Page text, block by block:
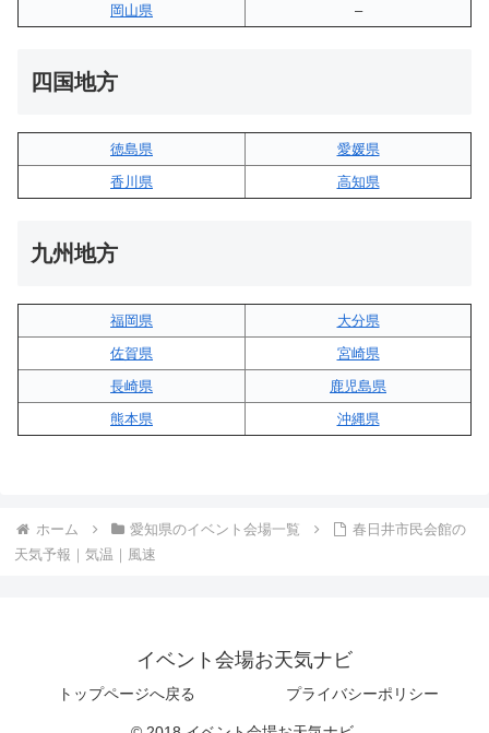
岡山県
–
四国地方
徳島県
愛媛県
香川県
高知県
九州地方
福岡県
大分県
佐賀県
宮崎県
長崎県
鹿児島県
熊本県
沖縄県
ホーム 愛知県のイベント会場一覧
春日井市民会館の
天気予報｜気温｜風速
イベント会場お天気ナビ
トップページへ戻る プライバシーポリシー